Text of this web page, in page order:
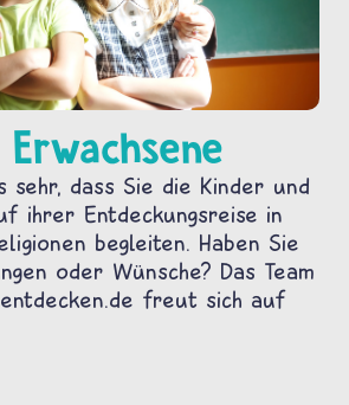
Erwachsene
dass Sie die Kinder und
ihrer Entdeckungsreise in
begleiten. Haben Sie
oder Wünsche? Das Team
freut sich auf